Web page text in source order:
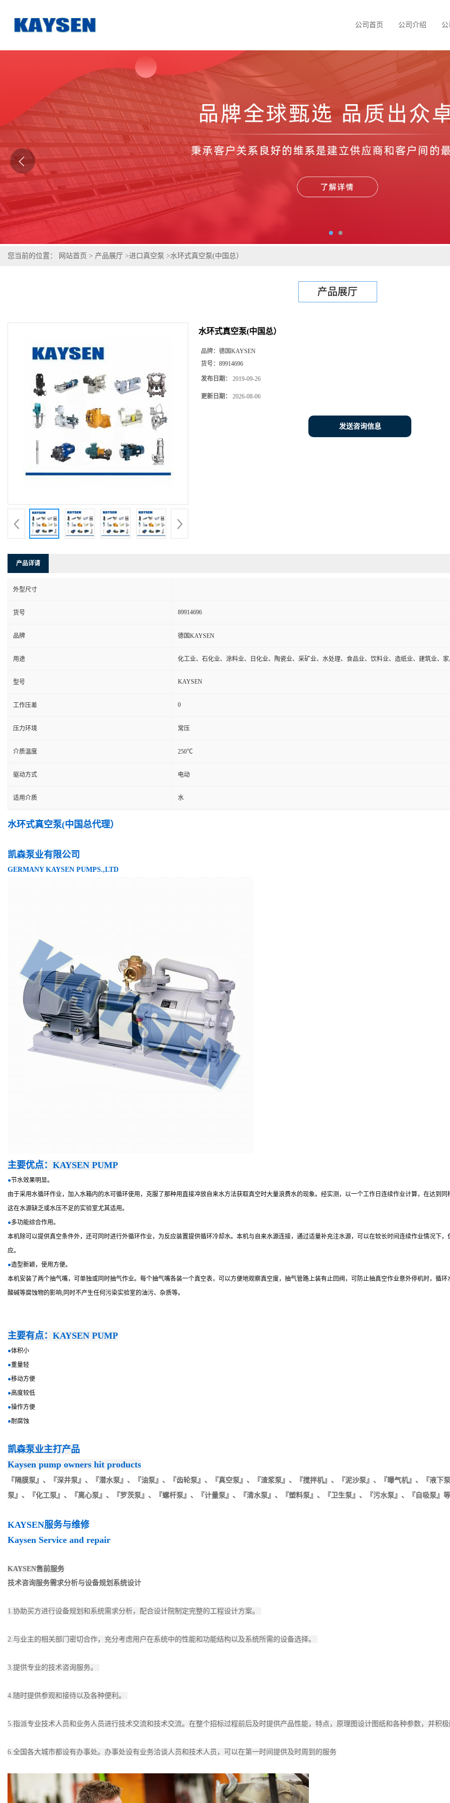
公司首页 公司介绍
您当前的位置： 网站首页 > 产品展厅 >进口真空泵 >水环式真空泵(中国总）
产品展厅
水环式真空泵(中国总）
品牌： 德国KAYSEN
货号： 89914696
发布日期： 2019-09-26
更新日期： 2026-08-06
发送咨询信息
产品详请
外型尺寸
货号 89914696
品牌 德国KAYSEN
用途 化工业、石化业、涂料业、日化业、陶瓷业、采矿业、水处理、食品业、饮料业、造纸业、建筑业、
型号 KAYSEN
工作压差 0
压力环境 常压
介质温度 250℃
驱动方式 电动
适用介质 水
水环式真空泵(中国总代理）
凯森泵业有限公司
GERMANY KAYSEN PUMPS.,LTD
主要优点：KAYSEN PUMP
●节水效果明显。
由于采用水循环作业，加入水箱内的水可循环使用，克服了那种用直接冲放自来水方法获取真空时大量浪费水的现象。经实测，以一个工作日连续作业计算，在达到
这在水源缺乏或水压不足的实验室尤其适用。
●多功能综合作用。
本机除可以提供真空条件外，还可同时进行外循环作业，为反应装置提供循环冷却水。本机与自来水源连接，通过适量补充注水源，可以在较长时间连续作业情况下
应。
●造型新颖，使用方便。
本机安装了两个抽气嘴，可单独或同时抽气作业。每个抽气嘴各装一个真空表，可以方便地观察真空度，抽气管路上装有止回阀，可防止抽真空作业意外停机时，循
酸碱等腐蚀物的影响;同时不产生任何污染实验室的油污、杂质等。
主要有点： KAYSEN PUMP
●体积小
●重量轻
●移动方便
●高度较低
●操作方便
●耐腐蚀
凯森泵业主打产品
Kaysen pump owners hit products
『隔膜泵』、 『深井泵』 、 『潜水泵』 、 『油泵』 、 『齿轮泵』 、 『真空泵』 、 『渣浆泵』 、 『搅拌机』 、 『泥沙泵』 、 『曝气机』 、 『液下
泵』 、 『化工泵』 、 『离心泵』 、 『罗茨泵』 、 『螺杆泵』 、 『计量泵』 、 『清水泵』 、 『塑料泵』 、 『卫生泵』 、 『污水泵』 、 『 自吸泵』
KAYSEN服务与维修
Kaysen Service and repair
KAYSEN售前服务
技术咨询服务需求分析与设备规划系统设计
1.协助买方进行设备规划和系统需求分析，配合设计院制定完整的工程设计方案。
2.与业主的相关部门密切合作，充分考虑用户在系统中的性能和功能结构以及系统所需的设备选择。
3.提供专业的技术咨询服务。
4.随时提供参观和接待以及各种便利。
5.指派专业技术人员和业务人员进行技术交流和技术交流。在整个招标过程前后及时提供产品性能，特点，原理图设计图纸和各种参数，并积
6.全国各大城市都设有办事处。办事处设有业务洽谈人员和技术人员，可以在第一时间提供及时周到的服务